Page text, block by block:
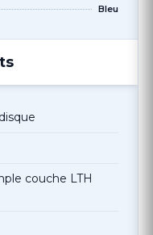
Bleu
couche LTH